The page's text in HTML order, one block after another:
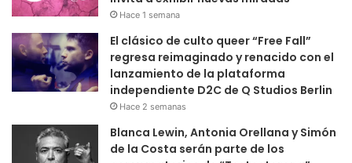
Hace 1 semana
El clásico de culto queer “Free Fall”
regresa reimaginado y renacido con el
lanzamiento de la plataforma
independiente D2C de Q Studios Berlin
Hace 2 semanas
Blanca Lewin, Antonia Orellana y Simón
de la Costa serán parte de los